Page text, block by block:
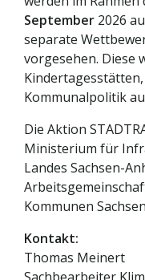
September 2026
separate
vorgesehen. Diese
Kommunalpolitik
Die Aktion
Ministerium für
Landes Sachsen-
Kommunen
Kontakt:
Thomas Meinert